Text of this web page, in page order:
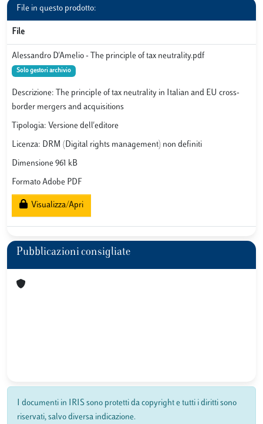
File in questo prodotto:
File
Alessandro D'Amelio - The principle of tax neutrality.pdf
Solo gestori archivio
Descrizione: The principle of tax neutrality in Italian and EU cross-
border mergers and acquisitions
Tipologia: Versione dell'editore
Licenza: DRM (Digital rights management) non definiti
Dimensione 961 kB
Formato Adobe PDF
Visualizza/Apri
Pubblicazioni consigliate
I documenti in IRIS sono protetti da copyright e tutti i diritti sono
riservati, salvo diversa indicazione.